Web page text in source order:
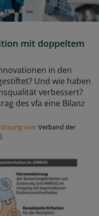
mit doppeltem
in den
Und wie haben
verbessert?
des vfa eine Bilanz
von:Verband der